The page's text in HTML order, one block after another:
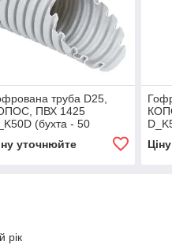
труба D25,
ПВХ 1425
(бухта - 50
уточнюйте
рік